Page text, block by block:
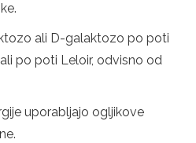
ali D-galaktozo po poti
po poti Leloir, odvisno od
uporabljajo ogljikove